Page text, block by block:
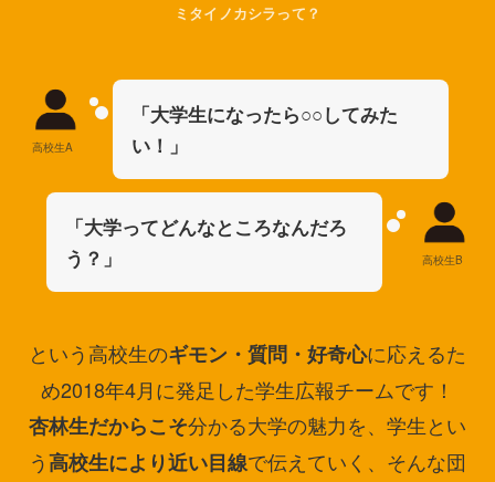
ミタイノカシラって？
高校生A
「大学生になったら○○してみた
い！」
高校生B
「大学ってどんなところなんだろ
う？」
という高校生のギモン・質問・好奇心に応えるた
め2018年4月に発足した学生広報チームです！
杏林生だからこそ分かる大学の魅力を、学生とい
う高校生により近い目線で伝えていく、そんな団